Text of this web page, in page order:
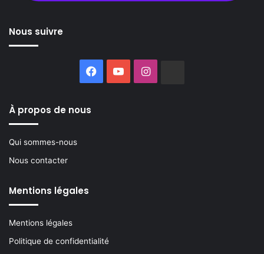
Nous suivre
Facebook
YouTubeInstagram
À propos de nous
Qui sommes-nous
Nous contacter
Mentions légales
Mentions légales
Politique de confidentialité